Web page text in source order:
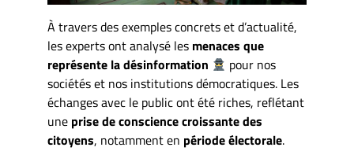
À travers des exemples concrets et d’actualité,
les experts ont analysé les menaces que
représente la désinformation
pour nos
sociétés et nos institutions démocratiques. Les
échanges avec le public ont été riches, reflétant
une prise de conscience croissante des
citoyens, notamment en période électorale.